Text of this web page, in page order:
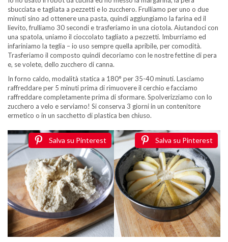
sbucciata e tagliata a pezzetti e lo zucchero. Frulliamo per uno o due
minuti sino ad ottenere una pasta, quindi aggiungiamo la farina ed il
lievito, frulliamo 30 secondi e trasferiamo in una ciotola. Aiutandoci con
una spatola, uniamo il cioccolato tagliato a pezzetti. Imburriamo ed
infariniamo la teglia – io uso sempre quella apribile, per comodità.
Trasferiamo il composto quindi decoriamo con le nostre fettine di pera
e, se volete, dello zucchero di canna.
In forno caldo, modalità statica a 180° per 35-40 minuti. Lasciamo
raffreddare per 5 minuti prima di rimuovere il cerchio e facciamo
raffreddare completamente prima di sformare. Spolverizziamo con lo
zucchero a velo e serviamo! Si conserva 3 giorni in un contenitore
ermetico o in un sacchetto di plastica ben chiuso.
Salva su Pinterest Salva su Pinterest